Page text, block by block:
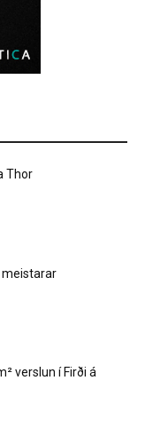
Thor
meistarar
verslun í Firði á